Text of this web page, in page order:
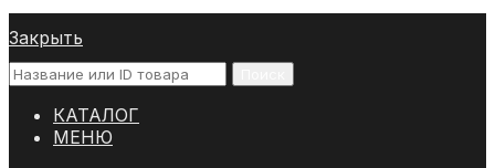
Закрыть
КАТАЛОГ
МЕНЮ